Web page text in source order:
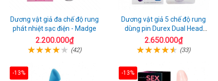
Dương vật giả đa chế độ rung
phát nhiệt sạc điện - Madge
2.200.000₫
(42)
Dương vật giả 5 chế độ rung
dùng pin Durex Dual Head
Pulsing
2.650.000₫
(33)
-13% -13%